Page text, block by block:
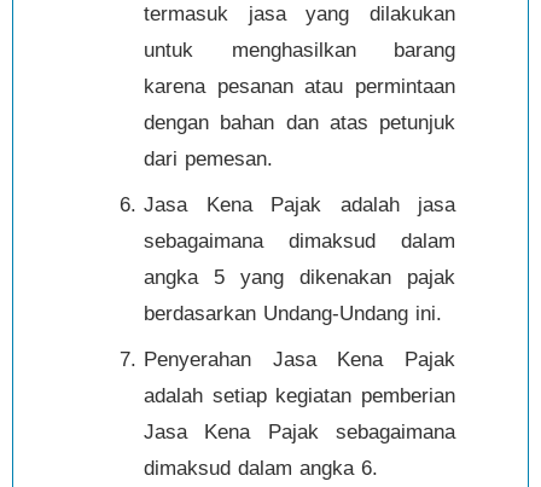
termasuk jasa yang dilakukan
untuk menghasilkan barang
karena pesanan atau permintaan
dengan bahan dan atas petunjuk
dari pemesan.
Jasa Kena Pajak adalah jasa
sebagaimana dimaksud dalam
angka 5 yang dikenakan pajak
berdasarkan Undang-Undang ini.
Penyerahan Jasa Kena Pajak
adalah setiap kegiatan pemberian
Jasa Kena Pajak sebagaimana
dimaksud dalam angka 6.